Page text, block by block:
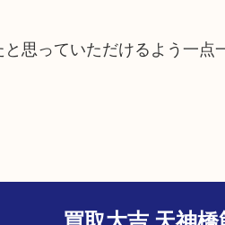
思っていただけるよう一点